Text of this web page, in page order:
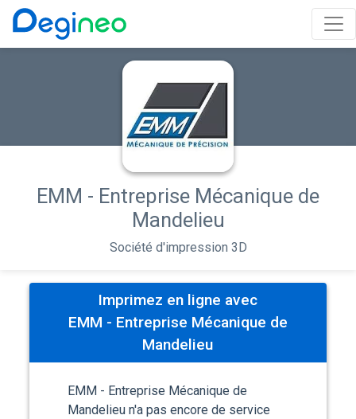
EMM - Entreprise Mécanique de
Mandelieu
Société d'impression 3D
Imprimez en ligne avec
EMM - Entreprise Mécanique de
Mandelieu
EMM - Entreprise Mécanique de
Mandelieu n'a pas encore de service